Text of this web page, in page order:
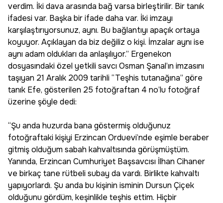
verdim. İki dava arasında bağ varsa birleştirilir. Bir tanık
ifadesi var. Başka bir ifade daha var. İki imzayı
karşılaştırıyorsunuz, aynı. Bu bağlantıyı apaçık ortaya
koyuyor. Açıklayan da biz değiliz o kişi. İmzalar aynı ise
aynı adam oldukları da anlaşılıyor.” Ergenekon
dosyasındaki özel yetkili savcı Osman Şanal’ın imzasını
taşıyan 21 Aralık 2009 tarihli “Teşhis tutanağına” göre
tanık Efe, gösterilen 25 fotoğraftan 4 no’lu fotoğraf
üzerine şöyle dedi:
“Şu anda huzurda bana göstermiş olduğunuz
fotoğraftaki kişiyi Erzincan Orduevi’nde eşimle beraber
gitmiş olduğum sabah kahvaltısında görüşmüştüm.
Yanında, Erzincan Cumhuriyet Başsavcısı İlhan Cihaner
ve birkaç tane rütbeli subay da vardı. Birlikte kahvaltı
yapıyorlardı. Şu anda bu kişinin isminin Dursun Çiçek
olduğunu gördüm, keşinlikle teşhis ettim. Hiçbir